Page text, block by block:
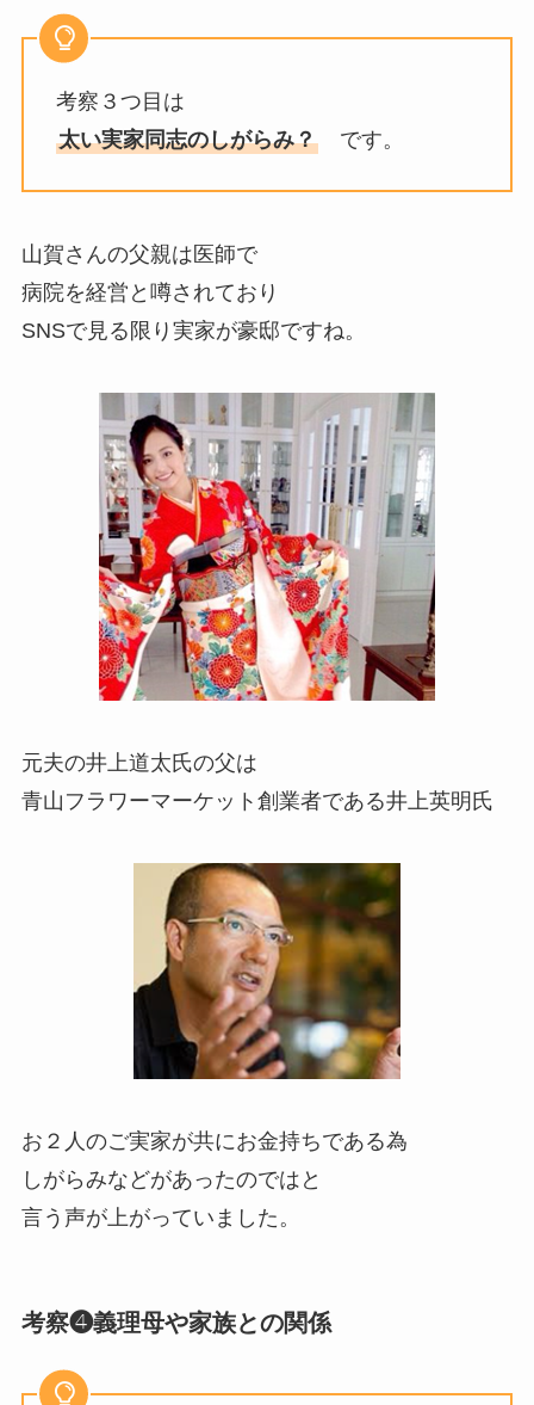
考察３つ目は
太い実家同志のしがらみ？です。
山賀さんの父親は医師で
病院を経営と噂されており
SNSで見る限り実家が豪邸ですね。
元夫の井上道太氏の父は
青山フラワーマーケット創業者である井上英明氏
お２人のご実家が共にお金持ちである為
しがらみなどがあったのではと
言う声が上がっていました。
考察❹義理母や家族との関係